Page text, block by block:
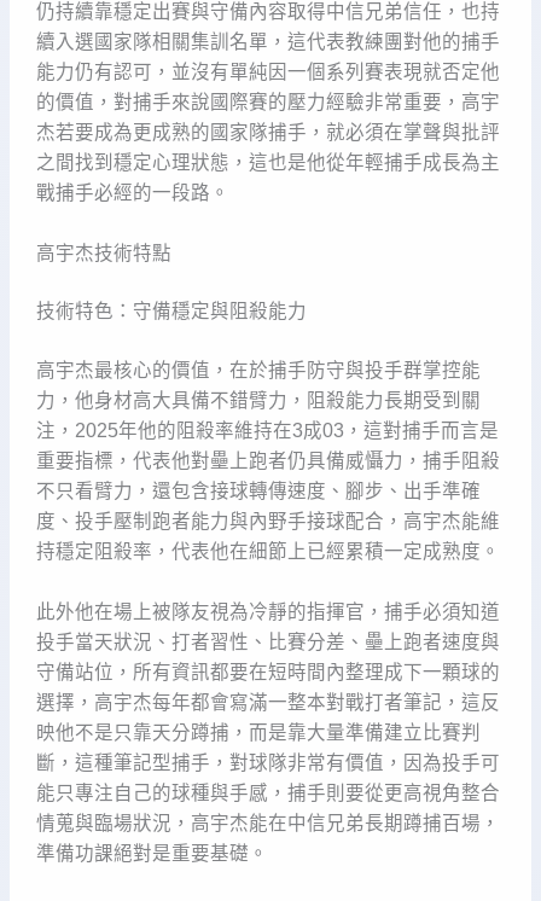
仍持續靠穩定出賽與守備內容取得中信兄弟信任，也持
續入選國家隊相關集訓名單，這代表教練團對他的捕手
能力仍有認可，並沒有單純因一個系列賽表現就否定他
的價值，對捕手來說國際賽的壓力經驗非常重要，高宇
杰若要成為更成熟的國家隊捕手，就必須在掌聲與批評
之間找到穩定心理狀態，這也是他從年輕捕手成長為主
戰捕手必經的一段路。
高宇杰技術特點
技術特色：守備穩定與阻殺能力
高宇杰最核心的價值，在於捕手防守與投手群掌控能
力，他身材高大具備不錯臂力，阻殺能力長期受到關
注，2025年他的阻殺率維持在3成03，這對捕手而言是
重要指標，代表他對壘上跑者仍具備威懾力，捕手阻殺
不只看臂力，還包含接球轉傳速度、腳步、出手準確
度、投手壓制跑者能力與內野手接球配合，高宇杰能維
持穩定阻殺率，代表他在細節上已經累積一定成熟度。
此外他在場上被隊友視為冷靜的指揮官，捕手必須知道
投手當天狀況、打者習性、比賽分差、壘上跑者速度與
守備站位，所有資訊都要在短時間內整理成下一顆球的
選擇，高宇杰每年都會寫滿一整本對戰打者筆記，這反
映他不是只靠天分蹲捕，而是靠大量準備建立比賽判
斷，這種筆記型捕手，對球隊非常有價值，因為投手可
能只專注自己的球種與手感，捕手則要從更高視角整合
情蒐與臨場狀況，高宇杰能在中信兄弟長期蹲捕百場，
準備功課絕對是重要基礎。